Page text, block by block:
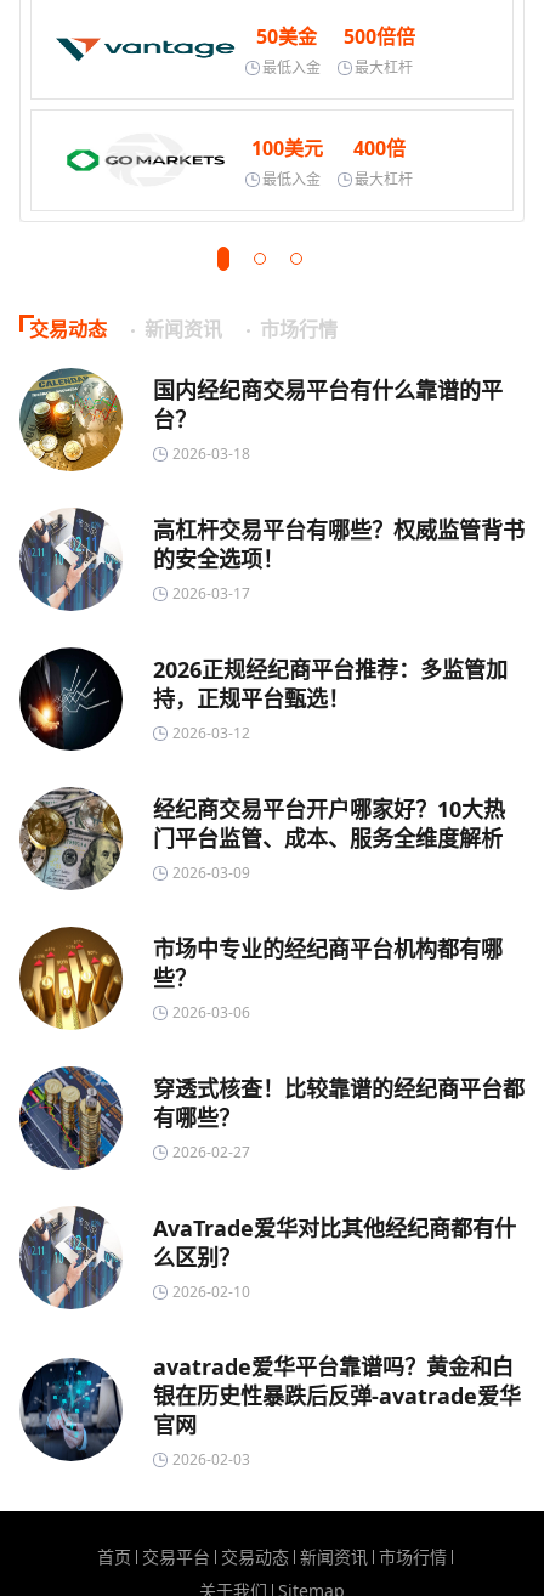
50美金
最低入金
500倍倍
最大杠杆
100美元
最低入金
400倍
最大杠杆
交易动态 新闻资讯 市场行情
国内经纪商交易平台有什么靠谱的平
台？
2026-03-18
高杠杆交易平台有哪些？权威监管背书
的安全选项！
2026-03-17
2026正规经纪商平台推荐：多监管加
持，正规平台甄选！
2026-03-12
经纪商交易平台开户哪家好？10大热
门平台监管、成本、服务全维度解析
2026-03-09
市场中专业的经纪商平台机构都有哪
些？
2026-03-06
穿透式核查！比较靠谱的经纪商平台都
有哪些？
2026-02-27
AvaTrade爱华对比其他经纪商都有什
么区别？
2026-02-10
avatrade爱华平台靠谱吗？黄金和白
银在历史性暴跌后反弹-avatrade爱华
官网
2026-02-03
首页 交易平台 交易动态 新闻资讯 市场行情
关于我们 Sitemap